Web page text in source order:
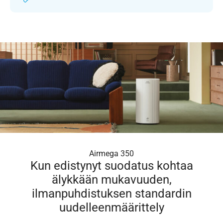
Airmega 350
Kun edistynyt suodatus kohtaa
älykkään mukavuuden,
ilmanpuhdistuksen standardin
uudelleenmäärittely